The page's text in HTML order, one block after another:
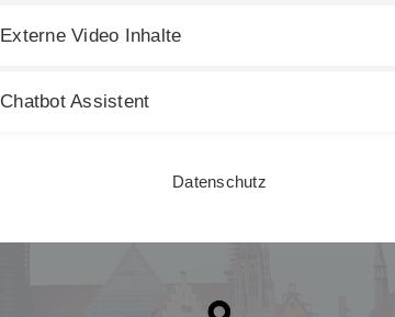
Externe Video Inhalte
Chatbot Assistent
Datenschutz